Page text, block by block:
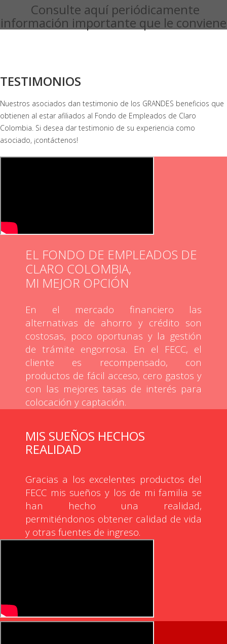
Consulte aquí periódicamente
información importante que le conviene
TESTIMONIOS
Nuestros asociados dan testimonio de los GRANDES beneficios que
obtienen al estar afiliados al Fondo de Empleados de Claro
Colombia. Si desea dar testimonio de su experiencia como
asociado, ¡contáctenos!
EL FONDO DE EMPLEADOS DE
CLARO COLOMBIA,
MI MEJOR OPCIÓN
En el mercado financiero las
alternativas de ahorro y crédito son
costosas, poco oportunas y la gestión
de trámite engorrosa. En el FECC, el
cliente es recompensado, con
productos de fácil acceso, cero gastos y
con las mejores tasas de interés para
colocación y captación.
MIS SUEÑOS HECHOS
REALIDAD
Gracias a los excelentes productos del
FECC mis sueños y los de mi familia se
han hecho una realidad,
permitiéndonos obtener calidad de vida
y otras fuentes de ingreso.